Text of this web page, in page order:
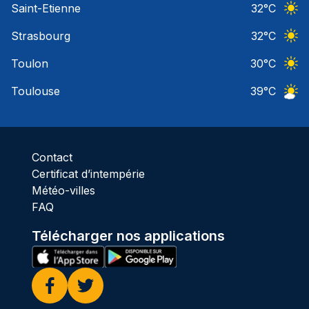
Saint-Etienne
32°C
Strasbourg
32°C
Toulon
30°C
Toulouse
39°C
Contact
Certificat d’intempérie
Météo-villes
FAQ
Télécharger nos applications
Facebook
Twitter